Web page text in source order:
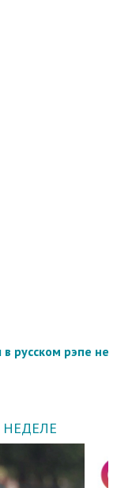
русском рэпе не